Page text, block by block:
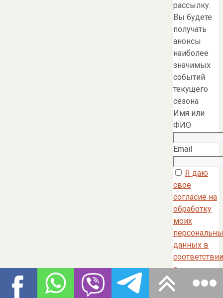
рассылку.
Вы будете
получать
анонсы
наиболее
значимых
событий
текущего
сезона
Имя или
ФИО
Email
Я даю
своё
согласие на
обработку
моих
данных в
соответствии
с